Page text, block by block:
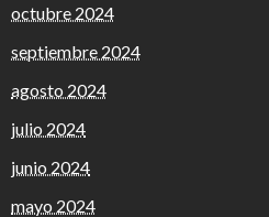
octubre 2024
septiembre 2024
agosto 2024
julio 2024
junio 2024
mayo 2024